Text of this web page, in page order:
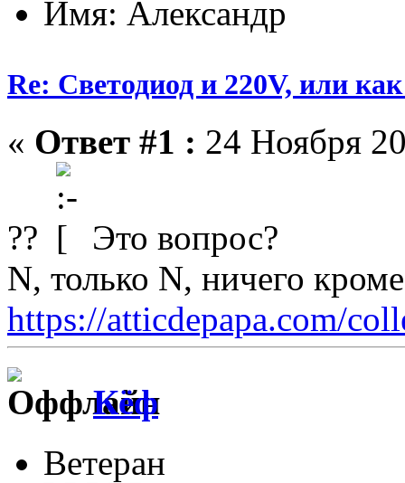
Имя: Александр
Re: Светодиод и 220V, или
« Ответ #1 : 24 Ноября
??
Это вопрос?
N, только N, ничего
https://atticdepapa.com/
Кёф
Ветеран